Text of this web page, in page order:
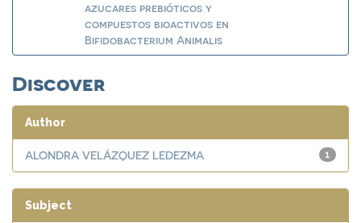
azucares prebióticos y
compuestos bioactivos en
Bifidobacterium Animalis
Discover
Author
1
ALONDRA VELÁZQUEZ LEDEZMA
Subject